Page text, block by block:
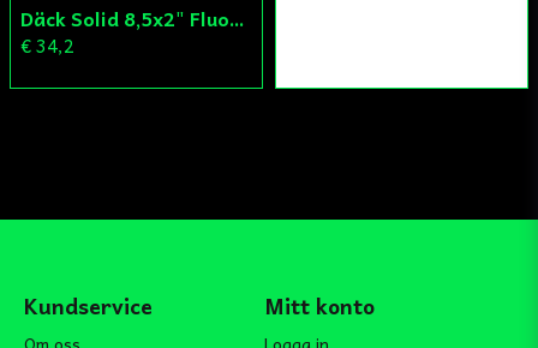
Däck Solid 8,5x2" Fluorescerande
€ 34,2
Kundservice Mitt konto